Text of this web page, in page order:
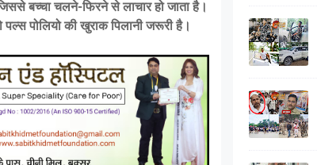
बच्चा चलने-फिरने से लाचार हो जाता है।
पोलियो की खुराक पिलानी जरूरी है।